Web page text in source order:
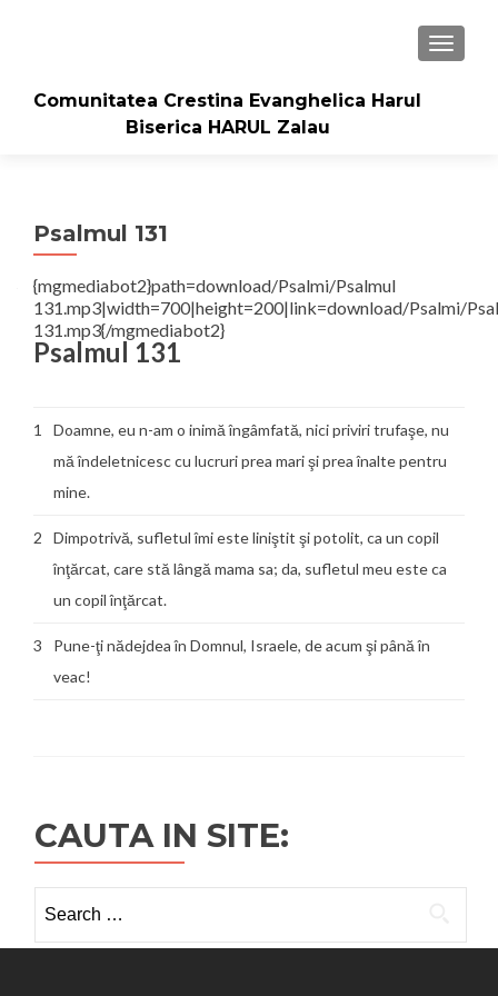
Comunitatea Crestina Evanghelica Harul
Biserica HARUL Zalau
Psalmul 131
{mgmediabot2}path=download/Psalmi/Psalmul
131.mp3|width=700|height=200|link=download/Psalmi/
131.mp3{/mgmediabot2}
Psalmul 131
1
Doamne, eu n-am o inimă îngâmfată, nici priviri trufaşe, nu
mă îndeletnicesc cu lucruri prea mari şi prea înalte pentru
mine.
2
Dimpotrivă, sufletul îmi este liniştit şi potolit, ca un copil
înţărcat, care stă lângă mama sa; da, sufletul meu este ca
un copil înţărcat.
3
Pune-ţi nădejdea în Domnul, Israele, de acum şi până în
veac!
CAUTA IN SITE:
for: